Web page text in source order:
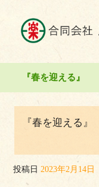
『春を迎える
『春を迎え
投稿日 2023年2月14日